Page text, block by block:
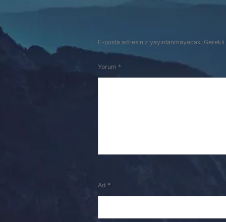
E-posta adresiniz yayınlanmayacak. Gerekli
Yorum *
Ad *